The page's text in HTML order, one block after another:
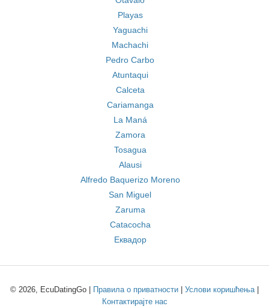
Playas
Yaguachi
Machachi
Pedro Carbo
Atuntaqui
Calceta
Cariamanga
La Maná
Zamora
Tosagua
Alausi
Alfredo Baquerizo Moreno
San Miguel
Zaruma
Catacocha
Еквадор
© 2026, EcuDatingGo | Правила о приватности Услови коришћења|
Контактирајте нас